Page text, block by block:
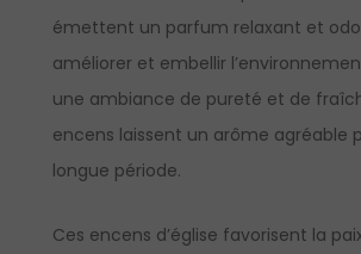
émettent un parfum relaxant et
améliorer et embellir
une ambiance de pureté et de
encens laissent un arôme agréable
longue période.
Ces encens d’église favorisent la